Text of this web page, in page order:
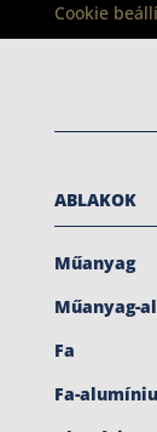
Cookie
ABLAKOK
Műanyag
Műanyag-
Fa
Fa-